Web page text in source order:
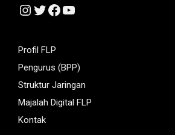
Instagram
Twitter
Facebook
YouTube
Profil FLP
Pengurus (BPP)
Struktur Jaringan
Majalah Digital FLP
Kontak